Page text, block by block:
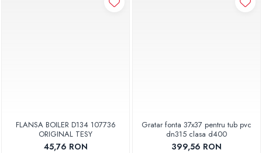
FLANSA BOILER D134 107736
ORIGINAL TESY
45,76 RON
Gratar fonta 37x37 pentru tub pvc
dn315 clasa d400
399,56 RON